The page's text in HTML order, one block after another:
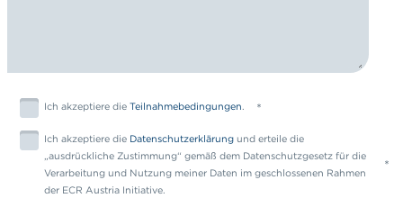
Ich akzeptiere die Teilnahmebedingungen.
Ich akzeptiere die Datenschutzerklärungund erteile die
„ausdrückliche Zustimmung“ gemäß dem Datenschutzgesetz für die
Verarbeitung und Nutzung meiner Daten im geschlossenen Rahmen
der ECR Austria Initiative.